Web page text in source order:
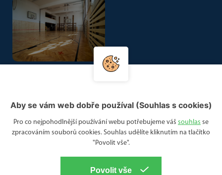
Aby se vám web dobře používal (Souhlas s cookies)
Pro co nejpohodlnější používání webu potřebujeme váš souhlas se
zpracováním souborů cookies. Souhlas udělíte kliknutím na tlačítko
"Povolit vše".